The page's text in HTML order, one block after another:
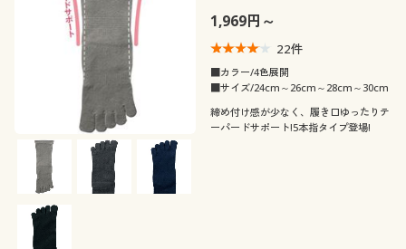
1,969円～
22件
■カラー/4色展開
■サイズ/24cm～26cm～28cm～30cm
締め付け感が少なく、履き口ゆったりテ
ーパードサポート!5本指タイプ登場!